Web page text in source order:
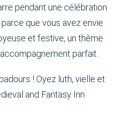
pendant une célébration
que vous avez envie
et festive, un thème
parfait.
! Oyez luth, vielle et
and Fantasy Inn